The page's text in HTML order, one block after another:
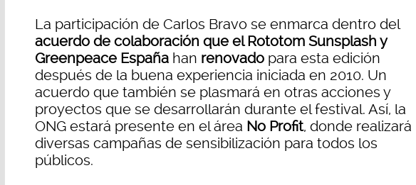
La participación de Carlos Bravo se enmarca dentro del
acuerdo de colaboración que el Rototom Sunsplash y
Greenpeace España han renovado para esta edición
después de la buena experiencia iniciada en 2010. Un
acuerdo que también se plasmará en otras acciones y
proyectos que se desarrollarán durante el festival. Así, la
ONG estará presente en el área No Profit, donde realizará
diversas campañas de sensibilización para todos los
públicos.